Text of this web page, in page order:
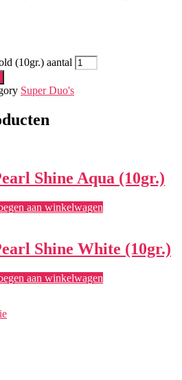
(10gr.) aantal
Super Duo's
Shine Aqua (10gr.)
aan winkelwagen
Shine White (10gr.)
aan winkelwagen